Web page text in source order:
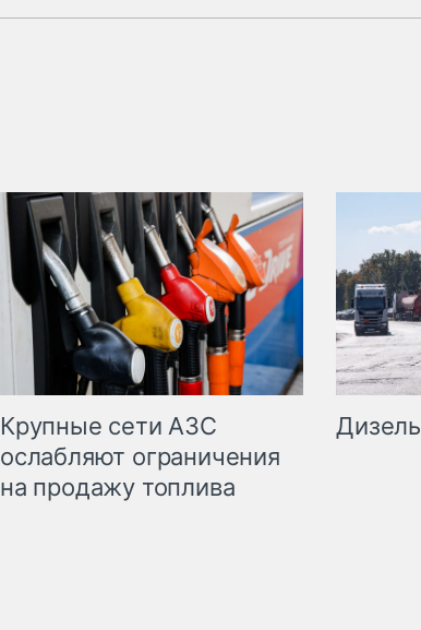
Крупные сети АЗС
ослабляют ограничения
на продажу топлива